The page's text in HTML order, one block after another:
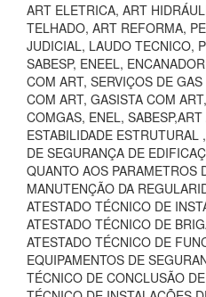
ART ELETRICA, ART
TELHADO, ART REFORMA,
JUDICIAL, LAUDO TECNICO,
SABESP, ENEEL,
COM ART, SERVIÇOS DE
COM ART, GASISTA COM
COMGAS, ENEL,
ESTABILIDADE
DE SEGURANÇA DE
QUANTO AOS PARAMETROS
MANUTENÇÃO DA
ATESTADO TÉCNICO DE
ATESTADO TÉCNICO DE
ATESTADO TÉCNICO DE
EQUIPAMENTOS DE
TÉCNICO DE CONCLUSÃO